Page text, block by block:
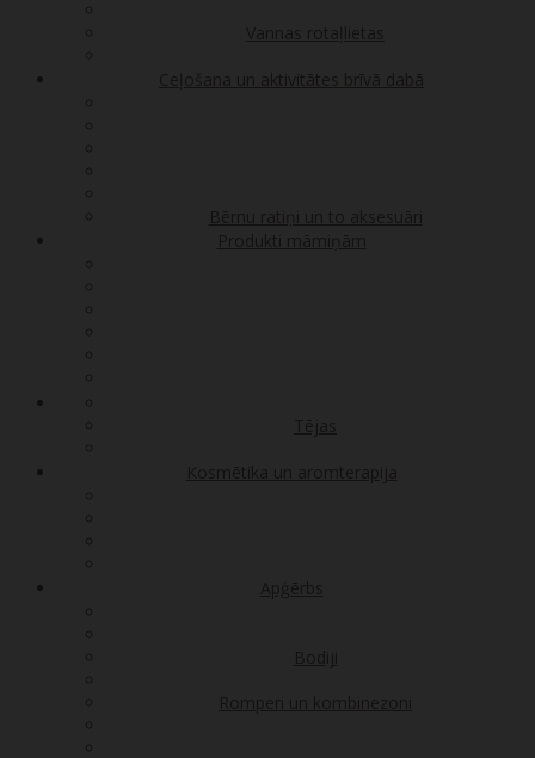
Vannas rotaļlietas
Ceļošana un aktivitātes brīvā dabā
Bērnu ratiņi un to aksesuāri
Produkti māmiņām
Tējas
Kosmētika un aromterapija
Apģērbs
Bodiji
Romperi un kombinezoni